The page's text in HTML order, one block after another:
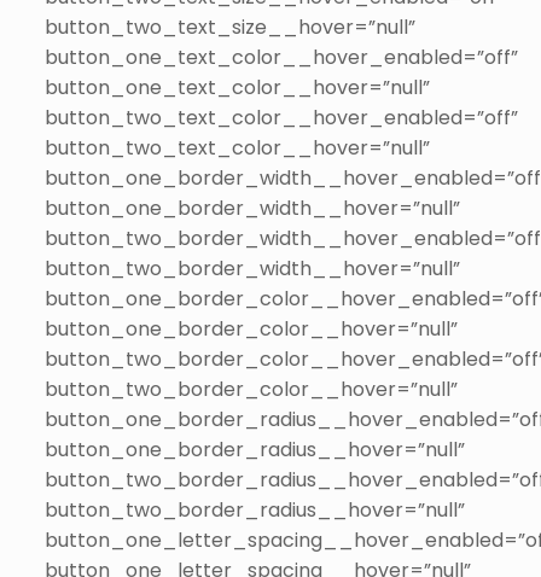
button_two_text_size__hover=”null”
button_one_text_color__hover_enabled=”off”
button_one_text_color__hover=”null”
button_two_text_color__hover_enabled=”off”
button_two_text_color__hover=”null”
button_one_border_width__hover=”null”
button_two_border_width__hover=”null”
button_one_border_color__hover=”null”
button_two_border_color__hover=”null”
button_one_border_radius__hover=”null”
button_two_border_radius__hover=”null”
button_one_letter_spacing__hover=”null”